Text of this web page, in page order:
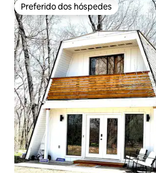
Preferido dos hóspedes
Preferido dos hóspedes